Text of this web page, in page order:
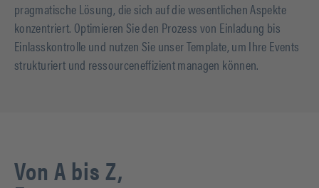
pragmatische Lösung, die sich auf die wesentlichen Aspekte
konzentriert. Optimieren Sie den Prozess von Einladung bis
Einlasskontrolle und nutzen Sie unser Template, um Ihre Events
strukturiert und ressourceneffizient managen können.
Von A bis Z,